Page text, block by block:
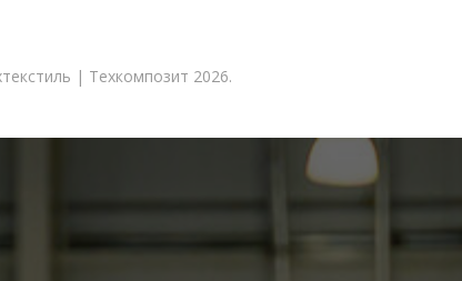
| Техкомпозит 2026.